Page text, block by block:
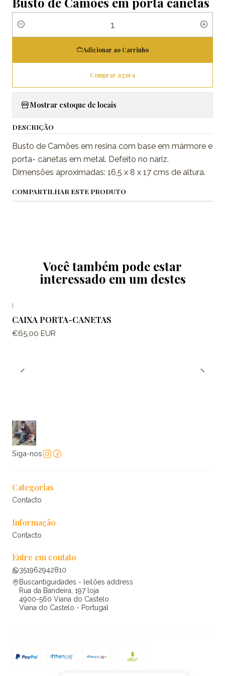
Quantidade
Adicionar ao Carrinho
Comprar agora
Mostrar estoque de locais
DESCRIÇÃO
Busto de Camões em resina com base em mármore e
porta- canetas em metal. Defeito no nariz.
Dimensões aproximadas: 16,5 x 8 x 17 cms de altura.
COMPARTILHAR ESTE PRODUTO
Você também pode estar
interessado em um destes
|
CAIXA PORTA-CANETAS
€65,00 EUR
Siga-nos
Categorias
Contacto
Informação
Contacto
Entre em contato
351962942810
Buscantiguidades - leilões address
Rua da Bandeira, 197 loja
4900-560 Viana do Castelo
Viana do Castelo - Portugal